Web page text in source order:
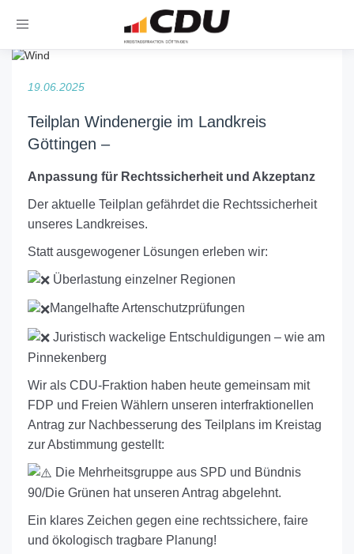
Toggle
19.06.2025
Teilplan Windenergie im Landkreis
Göttingen –
Anpassung für Rechtssicherheit und Akzeptanz
Der aktuelle Teilplan gefährdet die Rechtssicherheit
unseres Landkreises.
Statt ausgewogener Lösungen erleben wir:
Überlastung einzelner Regionen
Mangelhafte Artenschutzprüfungen
Juristisch wackelige Entschuldigungen – wie am
Pinnekenberg
Wir als CDU-Fraktion haben heute gemeinsam mit
FDP und Freien Wählern unseren interfraktionellen
Antrag zur Nachbesserung des Teilplans im Kreistag
zur Abstimmung gestellt:
Die Mehrheitsgruppe aus SPD und Bündnis
90/Die Grünen hat unseren Antrag abgelehnt.
Ein klares Zeichen gegen eine rechtssichere, faire
und ökologisch tragbare Planung!